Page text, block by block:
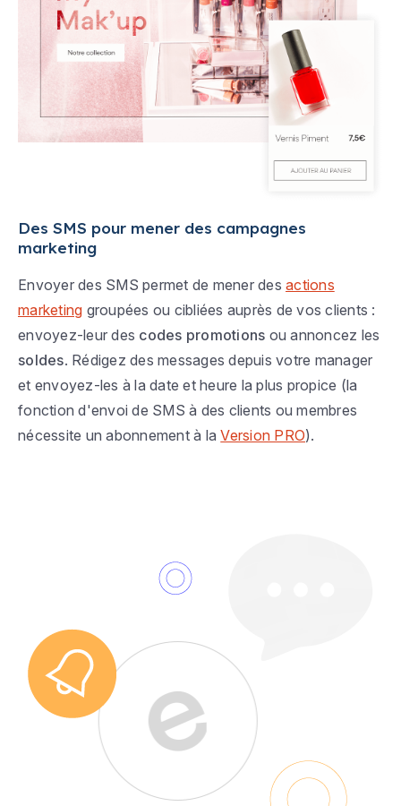
Des SMS pour mener des campagnes
marketing
Envoyer des SMS permet de mener des actions
marketing groupées ou cibliées auprès de vos clients :
envoyez-leur des codes promotions ou annoncez les
soldes. Rédigez des messages depuis votre manager
et envoyez-les à la date et heure la plus propice (la
fonction d'envoi de SMS à des clients ou membres
nécessite un abonnement à laVersion PRO).